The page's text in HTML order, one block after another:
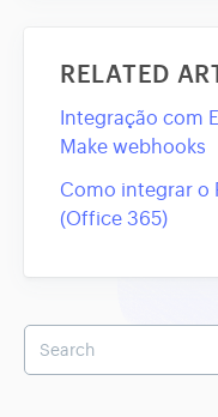
RELATED
Integração com
Make webhooks
Como integrar o
(Office 365)